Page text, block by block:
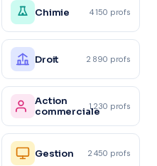
Chimie 4 150 profs
Droit 2 890 profs
Action
commerciale1 230 profs
Gestion 2 450 profs